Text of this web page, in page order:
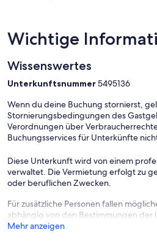
Wichtige
Wissenswertes
Unterkunftsnummer5495136
Wenn du deine Buchung stornierst,
Stornierungsbedingungen des
Verordnungen über
Buchungsservices für Unterkünfte
Diese Unterkunft wird von einem
verwaltet. Die Vermietung erfolgt zu
oder beruflichen Zwecken.
Für zusätzliche Personen fallen
abhängig von den Bestimmungen der
Mehr anzeigen